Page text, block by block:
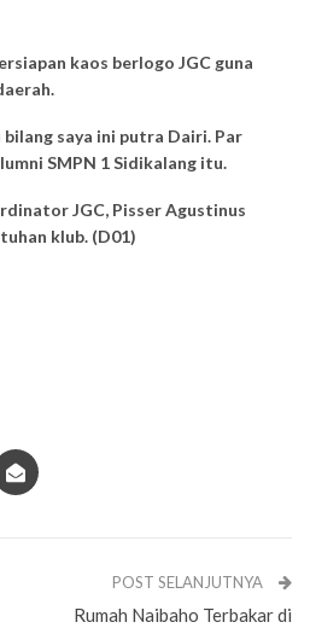
kaos berlogo JGC guna
bilang saya ini putra Dairi. Par
SMPN 1 Sidikalang itu.
JGC, Pisser Agustinus
klub. (D01)
POST SELANJUTNYA
Rumah Naibaho Terbakar di